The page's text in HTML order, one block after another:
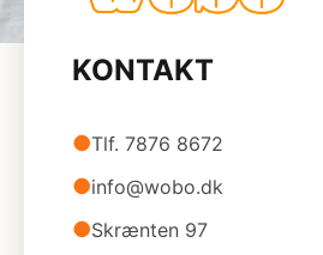
KONTAKT
●Tlf. 7876 8672
●info@wobo.dk
●Skrænten 97